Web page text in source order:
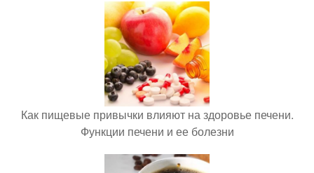
Как пищевые привычки влияют на здоровье печени.
Функции печени и ее болезни